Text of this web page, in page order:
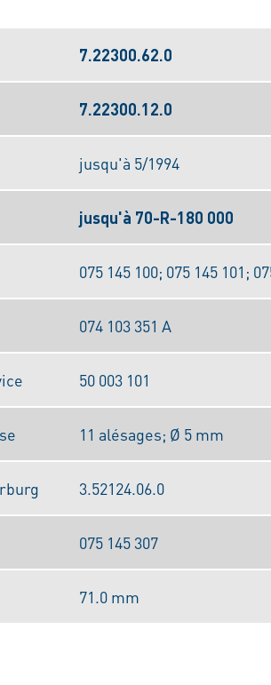
7.22300.62.0
7.22300.12.0
jusqu'à 5/1994
jusqu'à 70-R-180 000
075 145 100; 075 145 101;
074 103 351 A
50 003 101
11 alésages; Ø 5 mm
3.52124.06.0
075 145 307
71.0 mm